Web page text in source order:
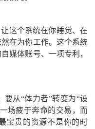
这个系统在你睡觉、在
在为你工作。这个系统
媒体账号、一项专利，
要从“体力者”转变为“设
场疲于奔命的交易，而
宝贵的资源不是你的时